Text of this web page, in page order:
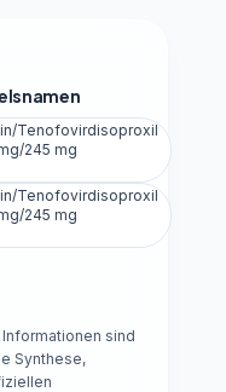
Tenofovirdisoproxil
245 mg
Tenofovirdisoproxil
245 mg
sind
Synthese,